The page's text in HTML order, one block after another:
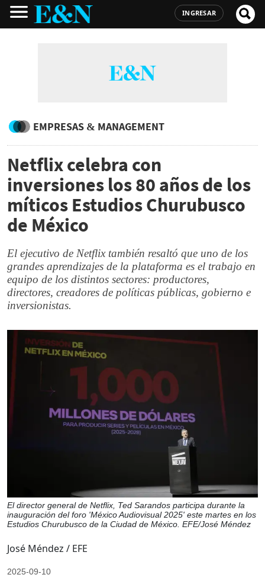
INGRESAR
EMPRESAS & MANAGEMENT
Netflix celebra con
inversiones los 80 años de los
míticos Estudios Churubusco
de México
El ejecutivo de Netflix también resaltó que uno de los
grandes aprendizajes de la plataforma es el trabajo en
equipo de los distintos sectores: productores,
directores, creadores de políticas públicas, gobierno e
inversionistas.
El director general de Netflix, Ted Sarandos participa durante la
inauguración del foro 'México Audiovisual 2025' este martes en los
Estudios Churubusco de la Ciudad de México. EFE/José Méndez
José Méndez / EFE
2025-09-10